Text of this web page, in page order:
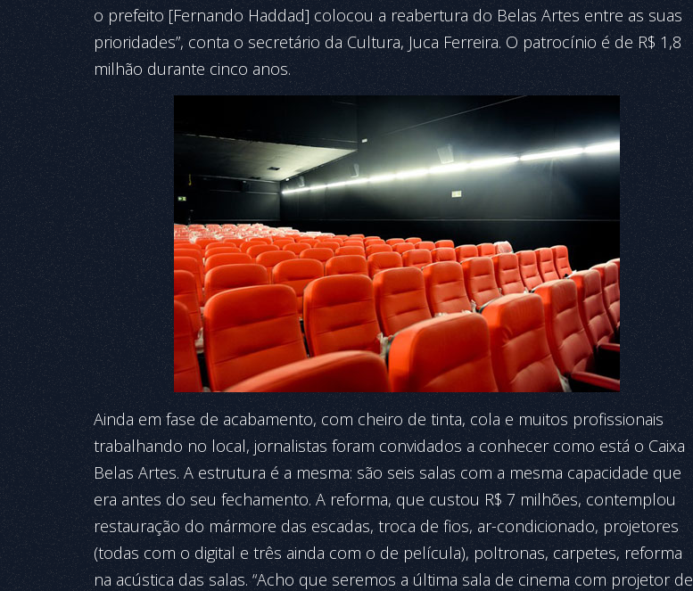
o prefeito [Fernando Haddad] colocou a reabertura do Belas Artes entre as suas
prioridades”, conta o secretário da Cultura, Juca Ferreira. O patrocínio é de R$ 1,8
milhão durante cinco anos.
Ainda em fase de acabamento, com cheiro de tinta, cola e muitos profissionais
trabalhando no local, jornalistas foram convidados a conhecer como está o Caixa
Belas Artes. A estrutura é a mesma: são seis salas com a mesma capacidade que
era antes do seu fechamento. A reforma, que custou R$ 7 milhões, contemplou
restauração do mármore das escadas, troca de fios, ar-condicionado, projetores
(todas com o digital e três ainda com o de película), poltronas, carpetes, reforma
na acústica das salas. “Acho que seremos a última sala de cinema com projetor de